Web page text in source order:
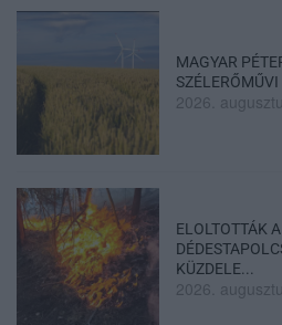
MAGYAR
SZÉLERŐMŰVI
2026.
ELOLTOTTÁK
KÜZDELE...
2026.